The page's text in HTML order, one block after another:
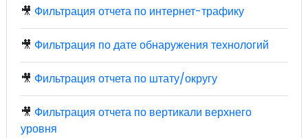
🎥 Фильтрация отчета по интернет-трафику
🎥 Фильтрация по дате обнаружения технологий
🎥 Фильтрация отчета по штату/округу
🎥 Фильтрация отчета по вертикали верхнего
уровня